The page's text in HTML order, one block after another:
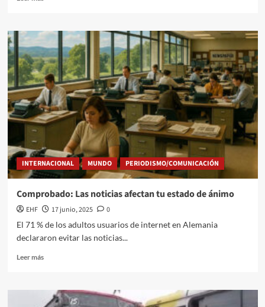
INTERNACIONAL MUNDO PERIODISMO/COMUNICACIÓN
Comprobado: Las noticias afectan tu estado de ánimo
EHF 17 junio, 2025
0
El 71 % de los adultos usuarios de internet en Alemania
declararon evitar las noticias...
Leer más